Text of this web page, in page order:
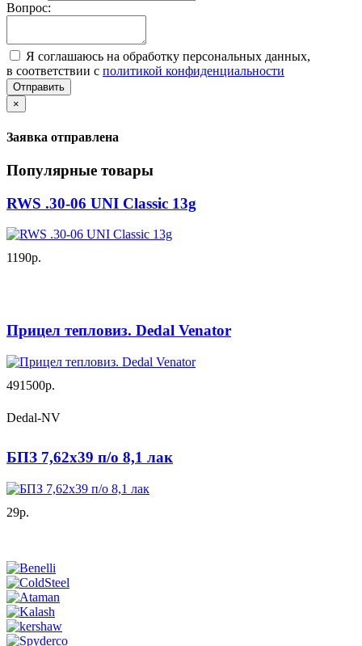
Вопрос:
Я соглашаюсь на обработку персональных данных,
в соответствии с политикой конфиденциальности
Отправить
×
Заявка отправлена
Популярные товары
RWS .30-06 UNI Classic 13g
1190р.
Прицел тепловиз. Dedal Venator
491500р.
Dedal-NV
БПЗ 7,62х39 п/о 8,1 лак
29р.